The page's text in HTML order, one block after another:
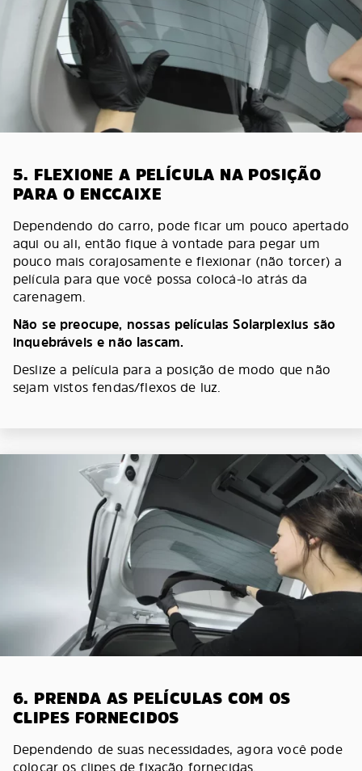
5. FLEXIONE A PELÍCULA NA POSIÇÃO
PARA O ENCCAIXE
Dependendo do carro, pode ficar um pouco apertado
aqui ou ali, então fique à vontade para pegar um
pouco mais corajosamente e flexionar (não torcer) a
película para que você possa colocá-lo atrás da
carenagem.
Não se preocupe, nossas películas Solarplexius são
inquebráveis e não lascam.
Deslize a película para a posição de modo que não
sejam vistos fendas/flexos de luz.
6. PRENDA AS PELÍCULAS COM OS
CLIPES FORNECIDOS
Dependendo de suas necessidades, agora você pode
colocar os clipes de fixação fornecidas.